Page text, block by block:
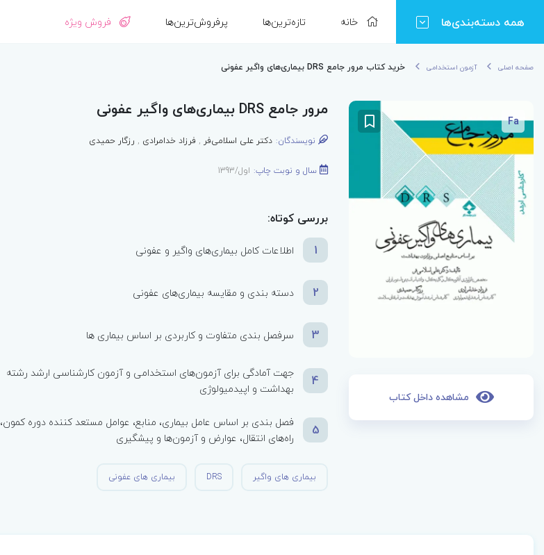
همه دسته‌بندی‌ها خانه تازه‌ترین‌ها پرفروش‌ترین‌ها فروش ویژه
صفحه اصلی آزمون استخدامی خرید کتاب مرور جامع DRS بیماری‌های واگیر عفونی
Fa
مشاهده داخل کتاب
مرور جامع DRS بیماری‌های واگیر عفونی
نویسندگان: دکتر علی اسلامی‌فر ,فرزاد خدامرادی , رزگار حمیدی
سال و نوبت چاپ: اول/1393
بررسی کوتاه:
1
اطلاعات کامل بیماری‌های واگیر و عفونی
2 دسته بندی و مقایسه بیماری‌های عفونی
3 سرفصل بندی متفاوت و کاربردی بر اساس بیماری ها
4
جهت آمادگی برای آزمون‌های استخدامی و آزمون کارشناسی ارشد رشته
بهداشت و اپیدمیولوژی
5
فصل بندی بر اساس عامل بیماری، منابع، عوامل مستعد کننده دوره کمون،
راه‌های انتقال، عوارض و آزمون‌ها و پیشگیری
بیماری های واگیر DRS بیماری های عفونی